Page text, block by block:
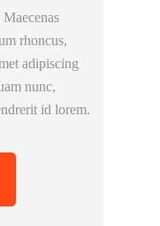
rhoncus,
adipiscing
nunc,
id lorem.